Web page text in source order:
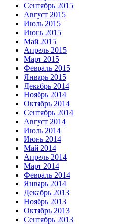
Сентябрь 2015
Август 2015
Июль 2015
Июнь 2015
Май 2015
Апрель 2015
Март 2015
Февраль 2015
Январь 2015
Декабрь 2014
Ноябрь 2014
Октябрь 2014
Сентябрь 2014
Август 2014
Июль 2014
Июнь 2014
Май 2014
Апрель 2014
Март 2014
Февраль 2014
Январь 2014
Декабрь 2013
Ноябрь 2013
Октябрь 2013
Сентябрь 2013